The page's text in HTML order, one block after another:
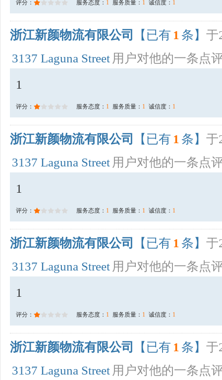
评分： 服务态度： 1 服务质量： 1 诚信度： 1
浙江新颜物流有限公司 【已有 1 条】 于
3137 Laguna Street 用户对他的一条点
1
评分： 服务态度： 1 服务质量： 1 诚信度： 1
浙江新颜物流有限公司 【已有 1 条】 于
3137 Laguna Street 用户对他的一条点
1
评分： 服务态度： 1 服务质量： 1 诚信度： 1
浙江新颜物流有限公司 【已有 1 条】 于
3137 Laguna Street 用户对他的一条点
1
评分： 服务态度： 1 服务质量： 1 诚信度： 1
浙江新颜物流有限公司 【已有 1 条】 于
3137 Laguna Street 用户对他的一条点